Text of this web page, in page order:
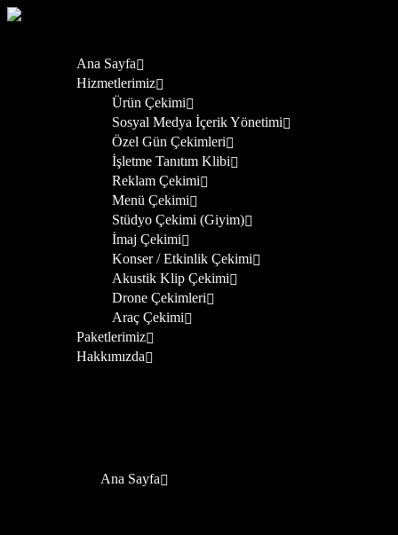
Ana Sayfa
Hizmetlerimiz
Ürün Çekimi
Sosyal Medya İçerik Yönetimi
Özel Gün Çekimleri
İşletme Tanıtım Klibi
Reklam Çekimi
Menü Çekimi
Stüdyo Çekimi (Giyim)
İmaj Çekimi
Konser / Etkinlik Çekimi
Akustik Klip Çekimi
Drone Çekimleri
Araç Çekimi
Paketlerimiz
Hakkımızda
Ana Sayfa